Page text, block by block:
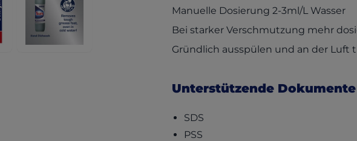
Manuelle Dosierung 2-3ml/L Wasser
Bei starker Verschmutzung mehr
Gründlich ausspülen und an der Luft
Unterstützende Dokumente
SDS
PSS